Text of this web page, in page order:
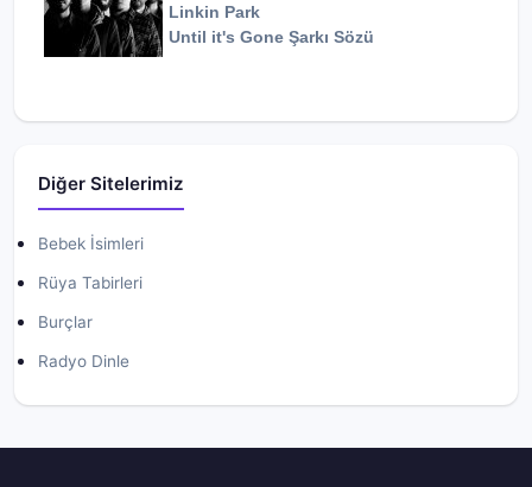
Linkin Park
Until it's Gone Şarkı Sözü
Diğer Sitelerimiz
Bebek İsimleri
Rüya Tabirleri
Burçlar
Radyo Dinle